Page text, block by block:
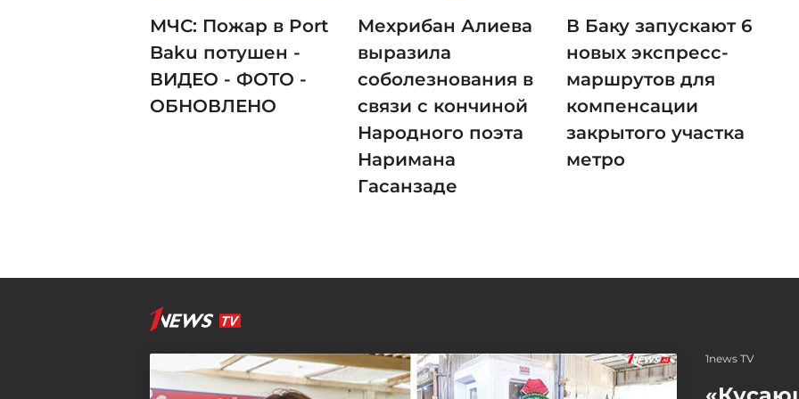
МЧС: Пожар в Port
Baku потушен -
ВИДЕО - ФОТО -
ОБНОВЛЕНО
Мехрибан Алиева
выразила
соболезнования в
связи с кончиной
Народного поэта
Наримана
Гасанзаде
В Баку запускают 6
новых экспресс-
маршрутов для
компенсации
закрытого участка
метро
1news TV